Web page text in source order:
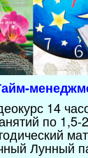
14
по 1,5-
Лунный